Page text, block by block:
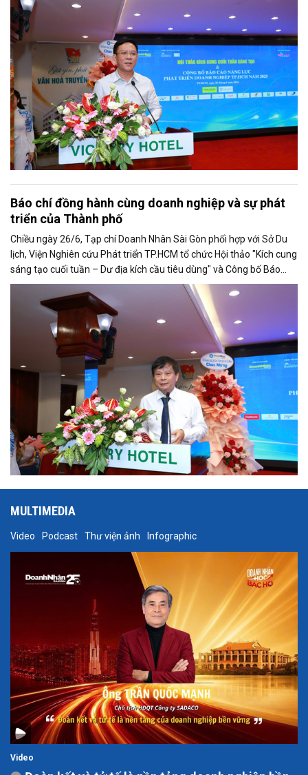
Sở Văn hoá - Thể thao TP.HCM tại Hội thảo.
Báo chí đồng hành cùng doanh nghiệp và sự phát
triển của Thành phố
Chiều ngày 26/6, Tạp chí Doanh Nhân Sài Gòn phối hợp với Sở Du
lịch, Viện Nghiên cứu Phát triển TP.HCM tổ chức Hội thảo "Kích cung
sáng tạo cuối tuần – Dư địa kích cầu tiêu dùng" và Công bố Báo
cáo năng lực phát triển doanh nghiệp TP.HCM năm 2025. Trân
trọng giới thiệu phát biểu của ông Trần Trọng Dũng - Phó Chủ tịch
Hội Nhà báo Việt Nam tại Hội thảo.
MULTIMEDIA
Video Podcast Thư viện ảnh Infographic
Video